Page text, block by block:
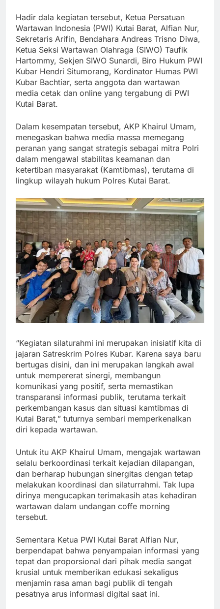
Hadir dala kegiatan tersebut, Ketua Persatuan
Wartawan Indonesia (PWI) Kutai Barat, Alfian Nur,
Sekretaris Arifin, Bendahara Andreas Trisno Diwa,
Ketua Seksi Wartawan Olahraga (SIWO) Taufik
Hartommy, Sekjen SIWO Sunardi, Biro Hukum PWI
Kubar Hendri Situmorang, Kordinator Humas PWI
Kubar Bachtiar, serta anggota dan wartawan
media cetak dan online yang tergabung di PWI
Kutai Barat.
Dalam kesempatan tersebut, AKP Khairul Umam,
menegaskan bahwa media massa memegang
peranan yang sangat strategis sebagai mitra Polri
dalam mengawal stabilitas keamanan dan
ketertiban masyarakat (Kamtibmas), terutama di
lingkup wilayah hukum Polres Kutai Barat.
“Kegiatan silaturahmi ini merupakan inisiatif kita di
jajaran Satreskrim Polres Kubar. Karena saya baru
bertugas disini, dan ini merupakan langkah awal
untuk mempererat sinergi, membangun
komunikasi yang positif, serta memastikan
transparansi informasi publik, terutama terkait
perkembangan kasus dan situasi kamtibmas di
Kutai Barat,” tuturnya sembari memperkenalkan
diri kepada wartawan.
Untuk itu AKP Khairul Umam, mengajak wartawan
selalu berkoordinasi terkait kejadian dilapangan,
dan berharap hubungan sinergitas dengan tetap
melakukan koordinasi dan silaturrahmi. Tak lupa
dirinya mengucapkan terimakasih atas kehadiran
wartawan dalam undangan coffe morning
tersebut.
Sementara Ketua PWI Kutai Barat Alfian Nur,
berpendapat bahwa penyampaian informasi yang
tepat dan proporsional dari pihak media sangat
krusial untuk memberikan edukasi sekaligus
menjamin rasa aman bagi publik di tengah
pesatnya arus informasi digital saat ini.